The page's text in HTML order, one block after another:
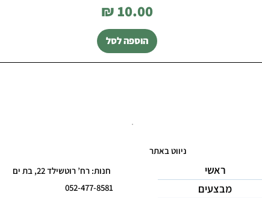
מחיר
הוספה לסל
חנות: רח’ רוטשילד 22, בת ים
052-477-8581
ניווט באתר
ראשי
מבצעים